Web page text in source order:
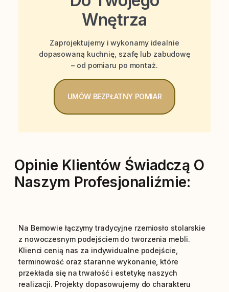
Wnętrza
Zaprojektujemy i wykonamy idealnie
dopasowaną kuchnię, szafę lub zabudowę
– od pomiaru po montaż.
UMÓW BEZPŁATNY POMIAR
Opinie Klientów Świadczą O
Naszym Profesjonaliźmie:
Na Bemowie łączymy tradycyjne rzemiosło stolarskie
z nowoczesnym podejściem do tworzenia mebli.
Klienci cenią nas za indywidualne podejście,
terminowość oraz staranne wykonanie, które
przekłada się na trwałość i estetykę naszych
realizacji. Projekty dopasowujemy do charakteru